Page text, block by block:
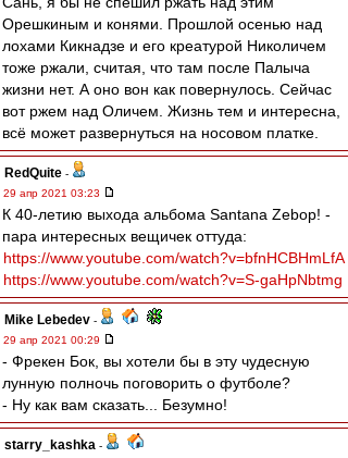
Орешкиным и конями. Прошлой осенью над
лохами Кикнадзе и его креатурой Николичем
тоже ржали, считая, что там после Палыча
жизни нет. А оно вон как повернулось. Сейчас
вот ржем над Оличем. Жизнь тем и интересна,
всё может развернуться на носовом платке.
RedQuite -
29 апр 2021 03:23
К 40-летию выхода альбома Santana Zebop! -
пара интересных вещичек оттуда:
https://www.youtube.com/watch?v=bfnHCBHmLfA
https://www.youtube.com/watch?v=S-gaHpNbtmg
Mike Lebedev -
29 апр 2021 00:29
- Фрекен Бок, вы хотели бы в эту чудесную
лунную полночь поговорить о футболе?
- Ну как вам сказать... Безумно!
starry_kashka -